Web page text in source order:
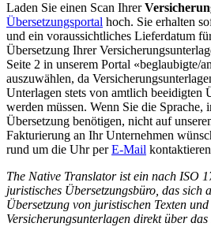
Laden Sie einen Scan Ihrer
Übersetzungsportal hoch. Sie erhalten
und ein voraussichtliches Lieferdatum
Übersetzung Ihrer
Seite 2 in unserem Portal «beglaubigte/
auszuwählen, da
Unterlagen stets von amtlich beeidigten
werden müssen. Wenn Sie die Sprache,
Übersetzung benötigen, nicht auf
Fakturierung an Ihr Unternehmen
rund um die Uhr perE-Mail
The Native Translator ist ein nach ISO
juristisches Übersetzungsbüro, das sich
Übersetzung von juristischen Texten
Versicherungsunterlagen direkt über